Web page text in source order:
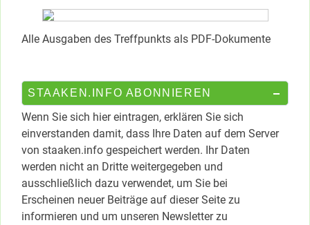
Alle Ausgaben des Treffpunkts als PDF-Dokumente
STAAKEN.INFO ABONNIEREN
Wenn Sie sich hier eintragen, erklären Sie sich
einverstanden damit, dass Ihre Daten auf dem Server
von staaken.info gespeichert werden. Ihr Daten
werden nicht an Dritte weitergegeben und
ausschließlich dazu verwendet, um Sie bei
Erscheinen neuer Beiträge auf dieser Seite zu
informieren und um unseren Newsletter zu